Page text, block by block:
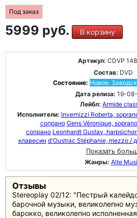
Под заказ
5999 руб. В корзину
Артикул: CDVP
Состав: DVD
Состояние: Новое.
Дата релиза: 19-
Лейбл: Armide
Исполнители: Invernizzi Roberta,
сопрано Gens Véronique,
сопрано Leonhardt Gustav,
клавесин d'Oustrac Stéphanie, mezzo /
Показать
Жанры: Alte
Отзывы
Stereoplay 02/12: "Пестрый
барочной музыки, великолепно
барокко, великолепно